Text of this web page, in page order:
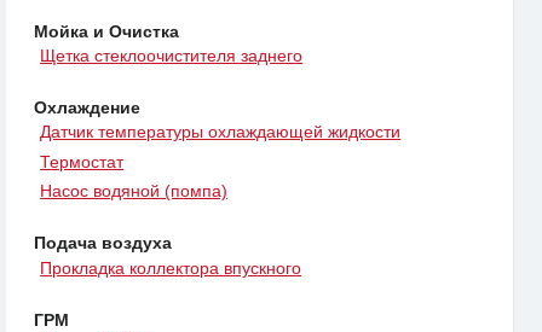
Мойка и Очистка
Щетка стеклоочистителя заднего
Охлаждение
Датчик температуры охлаждающей жидкости
Термостат
Насос водяной (помпа)
Подача воздуха
Прокладка коллектора впускного
ГРМ